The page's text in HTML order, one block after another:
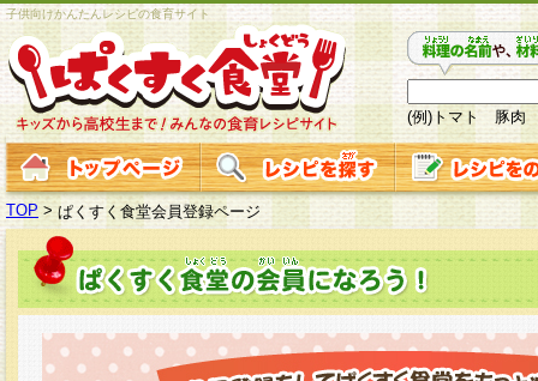
子供向けかんたんレシピの食育サイト
(例)トマト 豚肉
TOP > ぱくすく食堂会員登録ページ